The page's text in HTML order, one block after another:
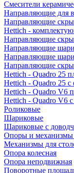
Смесители
Направляющие для
Направляющие
Hettich -
Направляющие
Направляющие
Направляющие
Направляющие
Hettich - Quadro 25
Hettich - Quadro 25
Hettich - Quadro V6
Hettich - Quadro V6
Роликовые
Шариковые
Шариковые с
Опоры и механизмы
Механизмы для
Опора колесная
Опора неподвижная
Поворотные